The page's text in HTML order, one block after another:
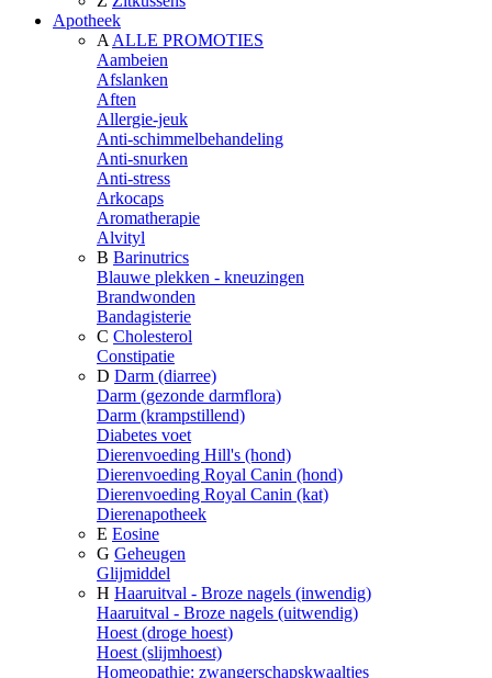
Apotheek
A ALLE PROMOTIES
Aambeien
Afslanken
Aften
Allergie-jeuk
Anti-schimmelbehandeling
Anti-snurken
Anti-stress
Arkocaps
Aromatherapie
Alvityl
B Barinutrics
Blauwe plekken - kneuzingen
Brandwonden
Bandagisterie
C Cholesterol
Constipatie
D Darm (diarree)
Darm (gezonde darmflora)
Darm (krampstillend)
Diabetes voet
Dierenvoeding Hill's (hond)
Dierenvoeding Royal Canin (hond)
Dierenvoeding Royal Canin (kat)
Dierenapotheek
E Eosine
G Geheugen
Glijmiddel
H Haaruitval - Broze nagels (inwendig)
Haaruitval - Broze nagels (uitwendig)
Hoest (droge hoest)
Hoest (slijmhoest)
Homeopathie: zwangerschapskwaaltjes